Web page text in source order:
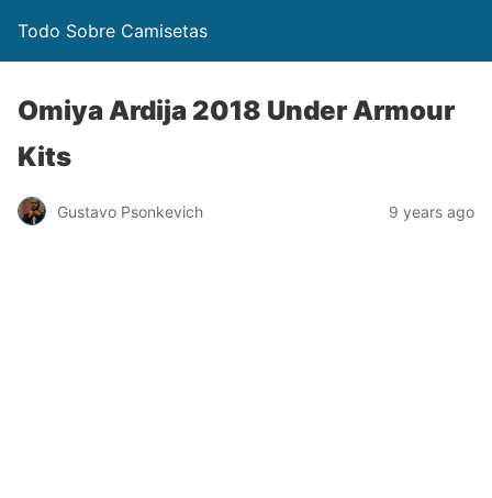
Todo Sobre Camisetas
Omiya Ardija 2018 Under Armour
Kits
Gustavo Psonkevich 9 years ago